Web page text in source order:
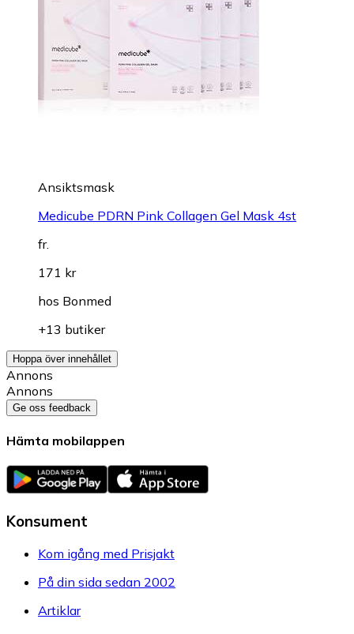
Ansiktsmask
Medicube PDRN Pink Collagen Gel Mask 4st
fr.
171 kr
hos Bonmed
+13 butiker
Hoppa över innehållet
Annons
Annons
Ge oss feedback
Hämta mobilappen
Konsument
Kom igång med Prisjakt
På din sida sedan 2002
Artiklar